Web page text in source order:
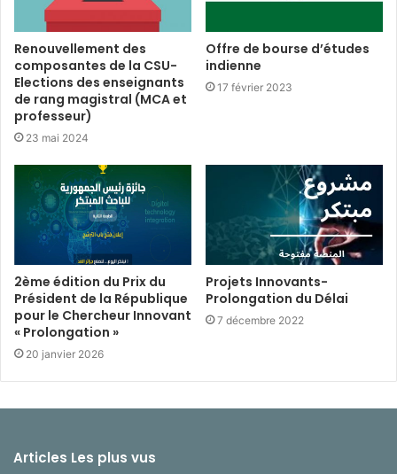
Renouvellement des
composantes de la CSU-
Elections des enseignants
de rang magistral (MCA et
professeur)
23 mai 2024
Offre de bourse d’études
indienne
17 février 2023
2ème édition du Prix du
Président de la République
pour le Chercheur Innovant
« Prolongation »
20 janvier 2026
Projets Innovants-
Prolongation du Délai
7 décembre 2022
Articles Les plus vus